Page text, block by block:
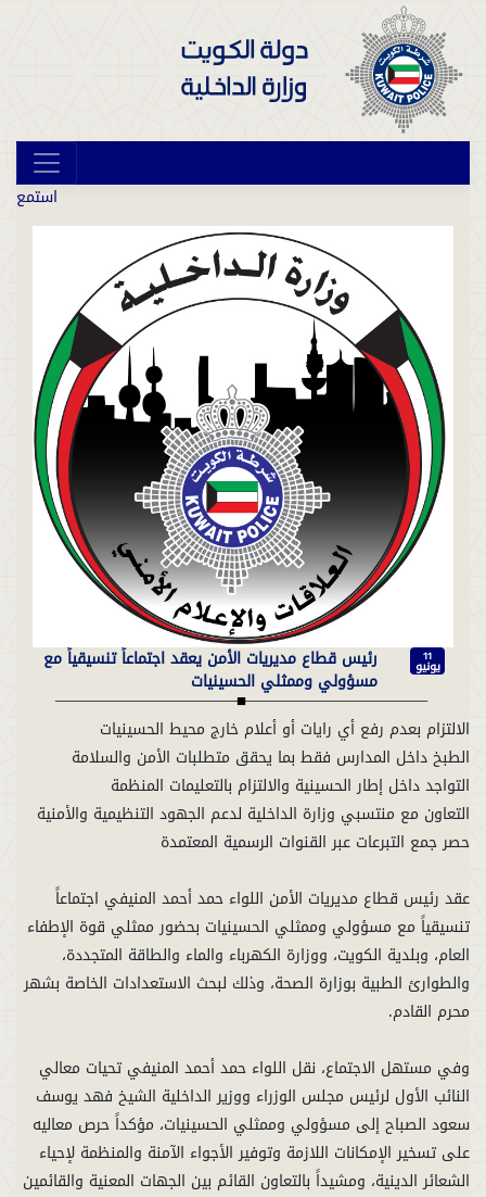
استمع
11
يونيو رئيس قطاع مديريات الأمن يعقد اجتماعاً تنسيقياً مع
مسؤولي وممثلي الحسينيات
عقد رئيس قطاع مديريات الأمن اللواء حمد أحمد المنيفي اجتماعاً
تنسيقياً مع مسؤولي وممثلي الحسينيات بحضور ممثلي قوة الإطفاء
العام، وبلدية الكويت، ووزارة الكهرباء والماء والطاقة المتجددة،
والطوارئ الطبية بوزارة الصحة، وذلك لبحث الاستعدادات الخاصة بشهر
وفي مستهل الاجتماع، نقل اللواء حمد أحمد المنيفي تحيات معالي
النائب الأول لرئيس مجلس الوزراء ووزير الداخلية الشيخ فهد يوسف
سعود الصباح إلى مسؤولي وممثلي الحسينيات، مؤكداً حرص معاليه
على تسخير الإمكانات اللازمة وتوفير الأجواء الآمنة والمنظمة لإحياء
الشعائر الدينية، ومشيداً بالتعاون القائم بين الجهات المعنية والقائمين